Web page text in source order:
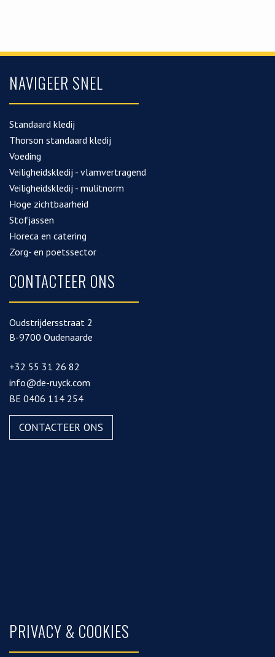
NAVIGEER SNEL
Standaard kledij
Thorson standaard kledij
Voeding
Veiligheidskledij - vlamvertragend
Veiligheidskledij - mulitnorm
Hoge zichtbaarheid
Stofjassen
Horeca en catering
Zorg- en poetssector
CONTACTEER ONS
Oudstrijdersstraat 2
B-9700 Oudenaarde
+32 55 31 26 82
info@de-ruyck.com
BE 0406 114 254
CONTACTEER ONS
PRIVACY & COOKIES